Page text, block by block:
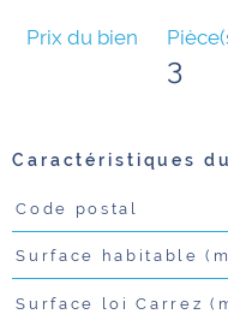
Prix du bien
3
Caractéristiques
Caractéristiques Valeurs
Code postal
Surface habitable
Surface loi Carrez